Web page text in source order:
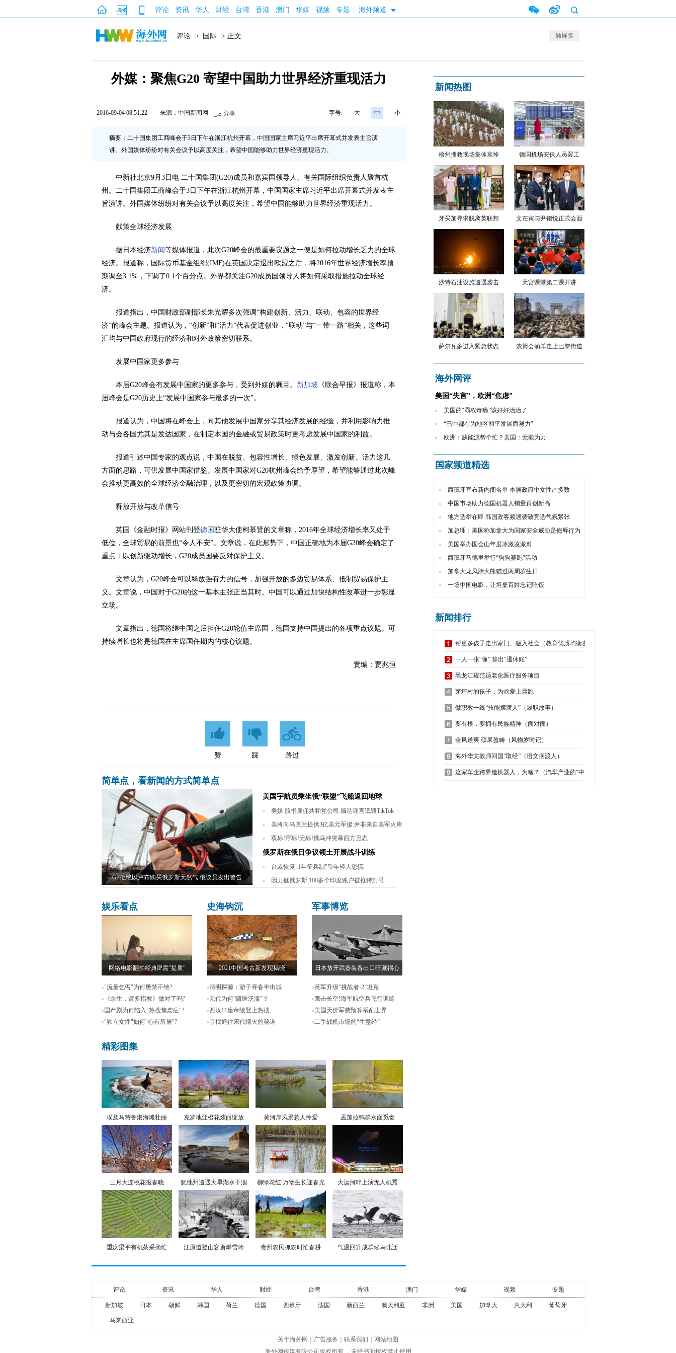
评论 资讯 华人 财经 台湾 香港 澳门 华媒 视频 专题 海外频道
触屏版
评论 > 国际 > 正文
外媒：聚焦G20 寄望中国助力世界经济重现活力
2016-09-04 08:51:22 来源：中国新闻网 分享 字号: 大 中 小
摘要：二十国集团工商峰会于3日下午在浙江杭州开幕，中国国家主席习近平出席开幕式并发表主旨演
讲。外国媒体纷纷对有关会议予以高度关注，希望中国能够助力世界经济重现活力。
中新社北京9月3日电 二十国集团(G20)成员和嘉宾国领导人、有关国际组织负责人聚首杭
州。二十国集团工商峰会于3日下午在浙江杭州开幕，中国国家主席习近平出席开幕式并发表主
旨演讲。外国媒体纷纷对有关会议予以高度关注，希望中国能够助力世界经济重现活力。
献策全球经济发展
据日本经济新闻等媒体报道，此次G20峰会的最重要议题之一便是如何拉动增长乏力的全球
经济。报道称，国际货币基金组织(IMF)在英国决定退出欧盟之后，将2016年世界经济增长率预
期调至3.1%，下调了0.1个百分点。外界都关注G20成员国领导人将如何采取措施拉动全球经
济。
报道指出，中国财政部副部长朱光耀多次强调“构建创新、活力、联动、包容的世界经
济”的峰会主题。报道认为，“创新”和“活力”代表促进创业，“联动”与“一带一路”相关，这些词
汇均与中国政府现行的经济和对外政策密切联系。
发展中国家更多参与
本届G20峰会有发展中国家的更多参与，受到外媒的瞩目。 新加坡 《联合早报》报道称，本
届峰会是G20历史上“发展中国家参与最多的一次”。
报道认为，中国将在峰会上，向其他发展中国家分享其经济发展的经验，并利用影响力推
动与会各国尤其是发达国家，在制定本国的金融或贸易政策时更考虑发展中国家的利益。
报道引述中国专家的观点说，中国在脱贫、包容性增长、绿色发展、激发创新、活力这几
方面的思路，可供发展中国家借鉴。发展中国家对G20杭州峰会给予厚望，希望能够通过此次峰
会推动更高效的全球经济金融治理，以及更密切的宏观政策协调。
释放开放与改革信号
英国《金融时报》网站刊登德国 驻华大使柯慕贤的文章称，2016年全球经济增长率又处于
低位，全球贸易的前景也“令人不安”。文章说，在此形势下，中国正确地为本届G20峰会确定了
重点：以创新驱动增长，G20成员国要反对保护主义。
文章认为，G20峰会可以释放强有力的信号，加强开放的多边贸易体系、抵制贸易保护主
义。文章说，中国对于G20的这一基本主张正当其时。中国可以通过加快结构性改革进一步彰显
立场。
文章指出，德国将继中国之后担任G20轮值主席国，德国支持中国提出的各项重点议题。可
持续增长也将是德国在主席国任期内的核心议题。
责编：贾兆恒
赞 踩 路过
简单点，看新闻的方式简单点
G7拒绝以卢布购买俄罗斯天然气 俄议员发出警告
美国宇航员乘坐俄“联盟”飞船返回地球
美媒:脸书雇佣共和党公司 编造谣言诋毁TikTok
美将向乌克兰提供3亿美元军援:并非来自美军火库
双标!浮标!无标!俄乌冲突暴西方丑态
俄罗斯在俄日争议领土开展战斗训练
台或恢复"1年征兵制"引年轻人恐慌
因力挺俄罗斯 100多个印度账户被推特封号
娱乐看点
网络电影翻拍经典IP需"提质"
"流量乞丐"为何屡禁不绝?
《余生，请多指教》做对了吗?
国产剧为何陷入"热搜焦虑症"?
"独立女性"如何"心有所居"?
史海钩沉
2021中国考古新发现揭晓
清明探源：游子寻春半出城
元代为何“庸医泛滥”？
西汉11座帝陵登上热搜
寻找通往宋代烟火的秘道
军事博览
日本放开武器装备出口暗藏祸心
英军升级“挑战者-2”坦克
鹰击长空!海军航空兵飞行训练
美国天价军费预算祸乱世界
二手战机市场的“生意经”
精彩图集
埃及马特鲁港海滩壮丽 克罗地亚樱花炫丽绽放 黄河岸风景惹人怜爱 孟加拉鸭群水面觅食
三月大连桃花报春晓 犹他州遭遇大旱湖水干涸 柳绿花红 万物生长迎春光 大运河畔上演无人机秀
重庆梁平有机茶采摘忙 江原道登山客勇攀雪岭 贵州农民抓农时忙春耕 气温回升成群候鸟北迁
新闻热图
梧州搜救现场集体哀悼 德国机场安保人员罢工
牙买加寻求脱离英联邦 文在寅与尹锡悦正式会面
沙特石油设施遭遇袭击 天宫课堂第二课开讲
萨尔瓦多进入紧急状态 农博会萌羊走上巴黎街道
海外网评
美国“失言”，欧洲“焦虑”
美国的“霸权毒瘾”该好好治治了
“巴中都在为地区和平发展而努力”
欧洲：缺能源帮个忙？美国：无能为力
国家频道精选
西班牙宣布新内阁名单 本届政府中女性占多数
中国市场助力德国机器人销量再创新高
地方选举在即 韩国政客频遇袭致竞选气氛紧张
加总理：美国称加拿大为国家安全威胁是侮辱行为
美国举办国会山年度冰激凌派对
西班牙马德里举行“狗狗赛跑”活动
加拿大龙凤胎大熊猫过两周岁生日
一场中国电影，让坦桑百姓忘记吃饭
新闻排行
帮更多孩子走出家门、融入社会（教育优质均衡发展）
一人一张“像” 算出“退休账”
黑龙江规范适老化医疗服务项目
茅坪村的孩子，为啥爱上晨跑
做职教一线“技能摆渡人”（履职故事）
要有根，要拥有民族精神（面对面）
金风送爽 硕果盈畴（风物岁时记）
海外华文教师回国“取经”（语文摆渡人）
这家车企跨界造机器人，为啥？（​汽车产业的“中国方案”）
评论 资讯 华人 财经 台湾 香港 澳门 华媒 视频 专题
新加坡 日本 朝鲜 韩国 荷兰 德国 西班牙 法国 新西兰 澳大利亚 非洲 美国 加拿大 意大利 葡萄牙
马来西亚
关于海外网 广告服务 联系我们
网站地图
海外网传媒有限公司版权所有 ，未经书面授权禁止使用